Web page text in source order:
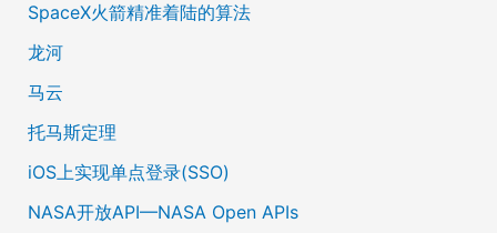
SpaceX火箭精准着陆的算法
龙河
马云
托马斯定理
iOS上实现单点登录(SSO)
NASA开放API—NASA Open APIs